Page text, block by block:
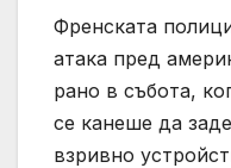
Френската
атака пред
рано в събота,
се канеше да
взривно